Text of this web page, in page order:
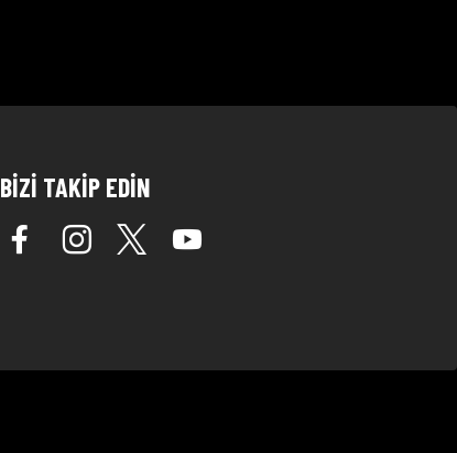
BİZİ TAKİP EDİN